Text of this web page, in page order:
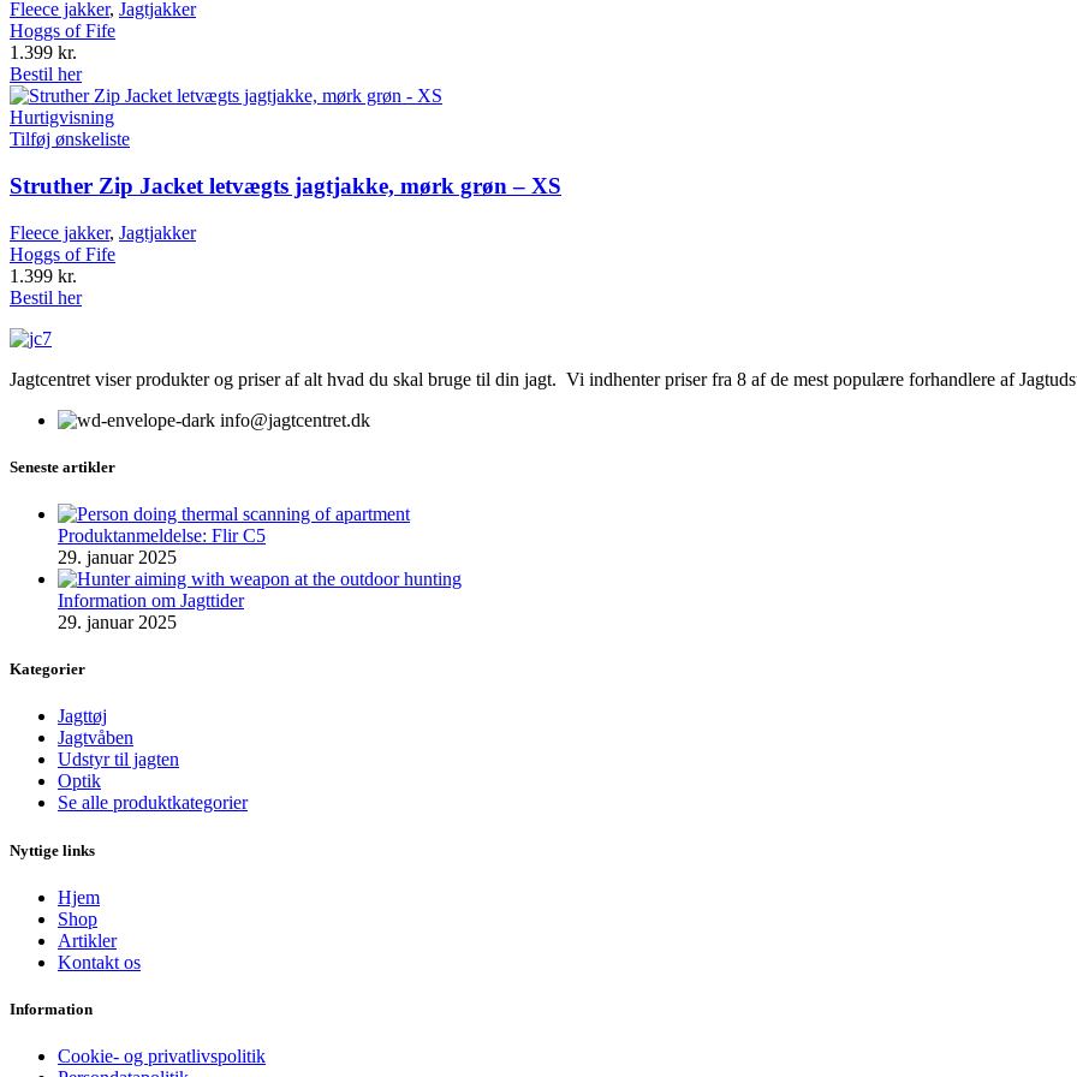
Fleece jakker, Jagtjakker
Hoggs of Fife
1.399 kr.
Bestil her
Hurtigvisning
Tilføj ønskeliste
Struther Zip Jacket letvægts jagtjakke, mørk grøn – XS
Fleece jakker, Jagtjakker
Hoggs of Fife
1.399 kr.
Bestil her
Jagtcentret viser produkter og priser af alt hvad du skal bruge til din jagt. Vi indhenter priser fra 8 af de mest populære forhandlere af
info@jagtcentret.dk
Seneste artikler
Produktanmeldelse: Flir C5
29. januar 2025
Information om Jagttider
29. januar 2025
Kategorier
Jagttøj
Jagtvåben
Udstyr til jagten
Optik
Se alle produktkategorier
Nyttige links
Hjem
Shop
Artikler
Kontakt os
Information
Cookie- og privatlivspolitik